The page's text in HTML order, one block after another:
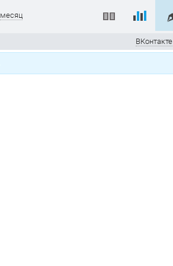
месяц
ВКонтакте